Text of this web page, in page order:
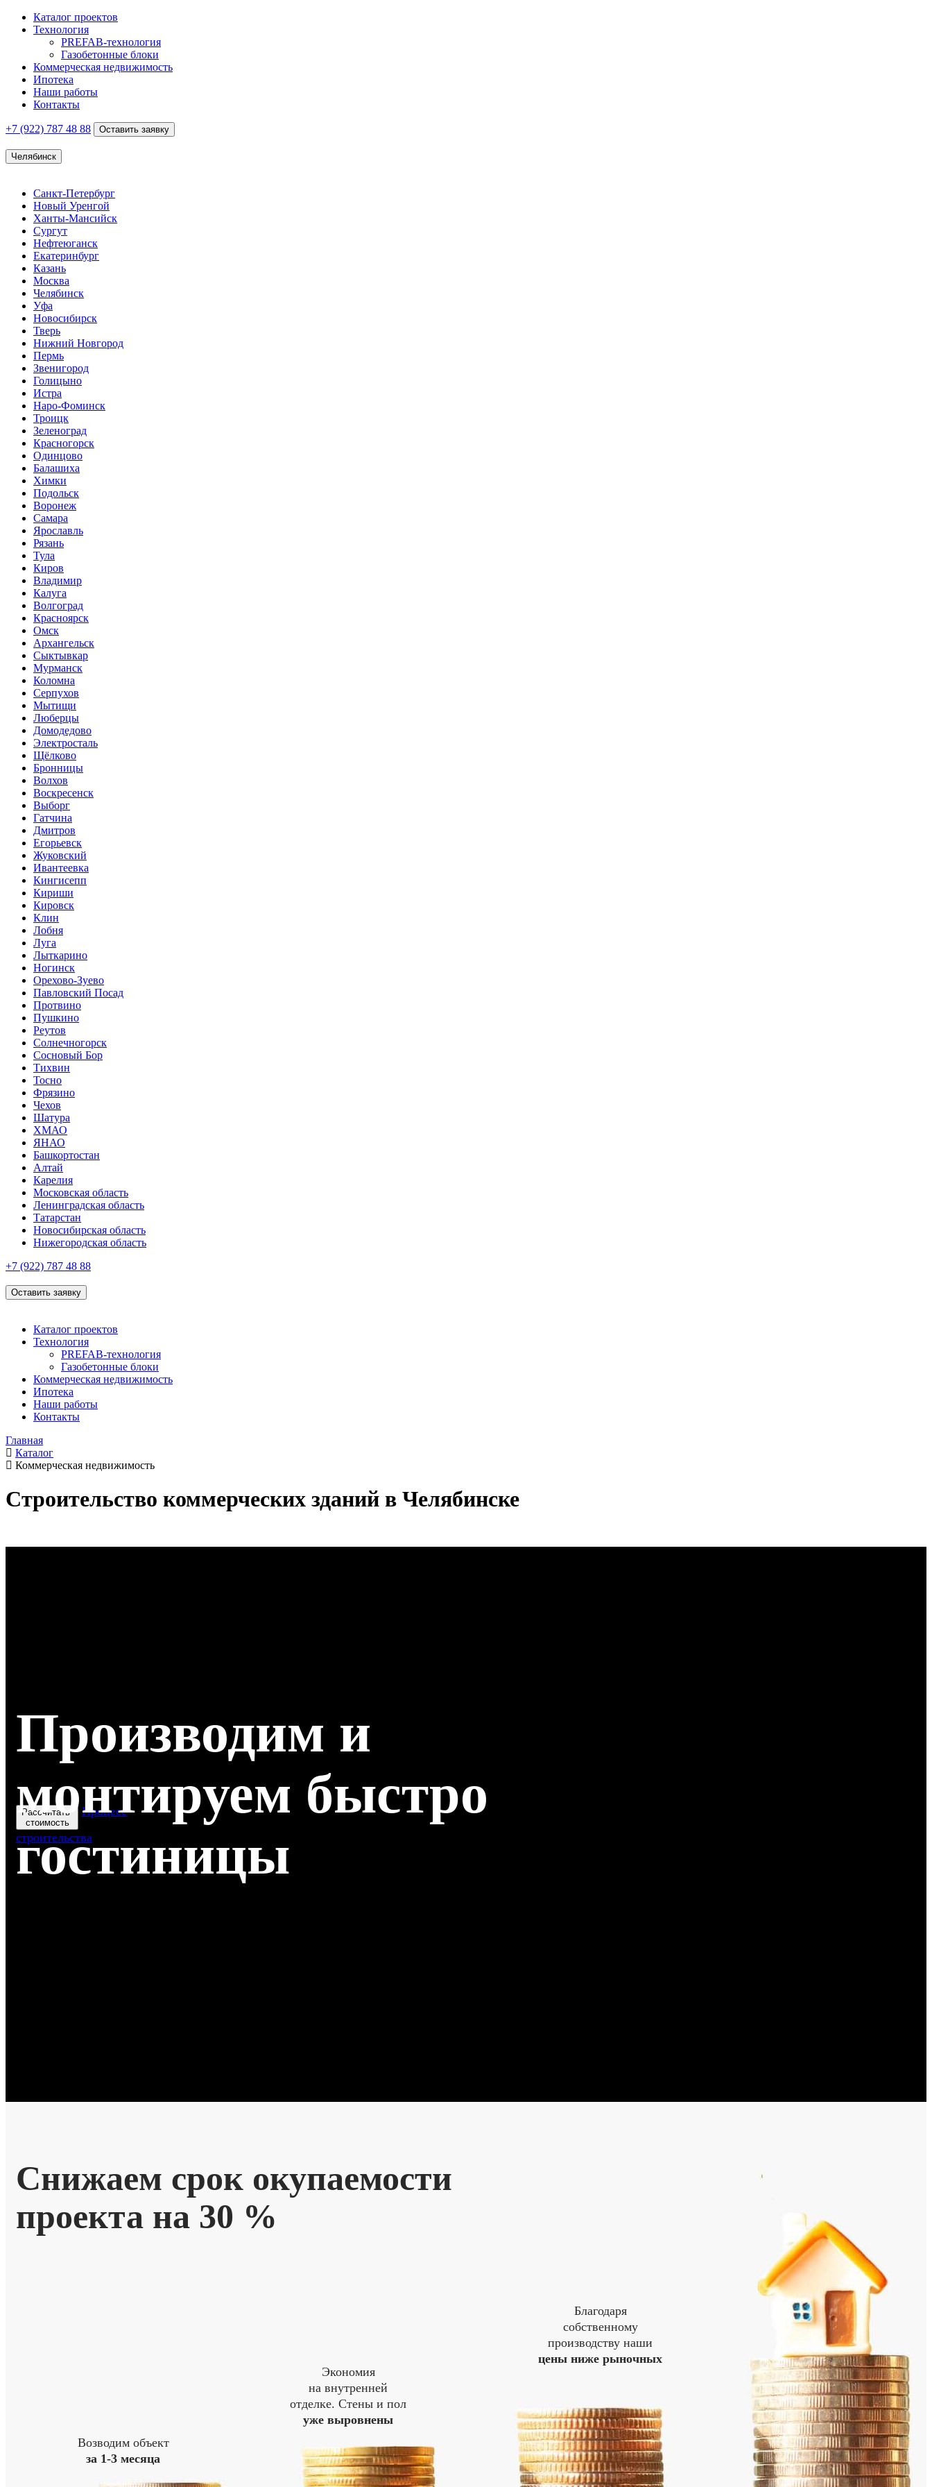
Каталог проектов
Технология
PREFAB-технология
Газобетонные блоки
Коммерческая недвижимость
Ипотека
Наши работы
Контакты
+7 (922) 787 48 88 Оставить заявку
Челябинск
Санкт-Петербург
Новый Уренгой
Ханты-Мансийск
Сургут
Нефтеюганск
Екатеринбург
Казань
Москва
Челябинск
Уфа
Новосибирск
Тверь
Нижний Новгород
Пермь
Звенигород
Голицыно
Истра
Наро-Фоминск
Троицк
Зеленоград
Красногорск
Одинцово
Балашиха
Химки
Подольск
Воронеж
Самара
Ярославль
Рязань
Тула
Киров
Владимир
Калуга
Волгоград
Красноярск
Омск
Архангельск
Сыктывкар
Мурманск
Коломна
Серпухов
Мытищи
Люберцы
Домодедово
Электросталь
Щёлково
Бронницы
Волхов
Воскресенск
Выборг
Гатчина
Дмитров
Егорьевск
Жуковский
Ивантеевка
Кингисепп
Кириши
Кировск
Клин
Лобня
Луга
Лыткарино
Ногинск
Орехово-Зуево
Павловский Посад
Протвино
Пушкино
Реутов
Солнечногорск
Сосновый Бор
Тихвин
Тосно
Фрязино
Чехов
Шатура
ХМАО
ЯНАО
Башкортостан
Алтай
Карелия
Московская область
Ленинградская область
Татарстан
Новосибирская область
Нижегородская область
+7 (922) 787 48 88
Оставить заявку
Каталог проектов
Технология
PREFAB-технология
Газобетонные блоки
Коммерческая недвижимость
Ипотека
Наши работы
Контакты
Главная
Каталог
Коммерческая недвижимость
Строительство коммерческих зданий в Челябинске
гостиницы
Производим и
монтируем быстро
Рассчитать
стоимость
Процесс
строительства
Снижаем срок окупаемости
проекта на 30 %
Возводим объект
за 1-3 месяца
Экономия
на внутренней
отделке. Стены и пол
уже выровнены
Благодаря
собственному
производству наши
цены ниже рыночных